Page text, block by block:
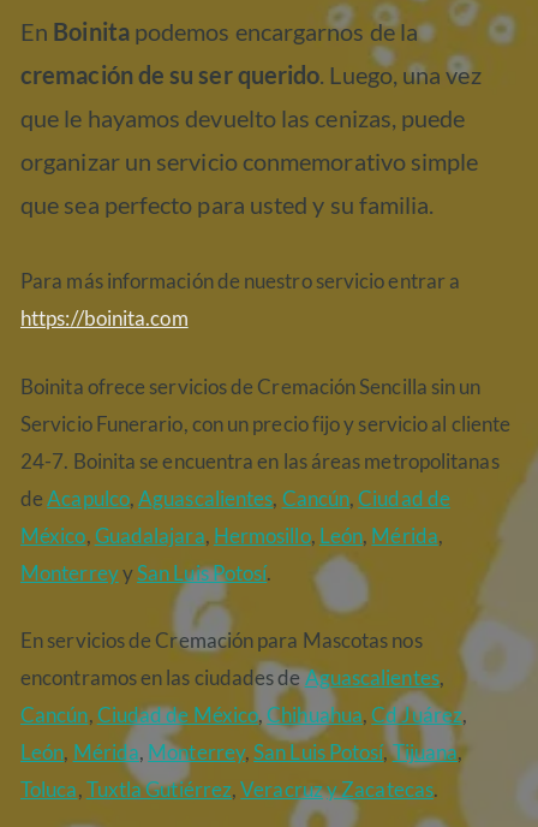
En Boinita podemos encargarnos de la
cremación de su ser querido. Luego, una vez
que le hayamos devuelto las cenizas, puede
organizar un servicio conmemorativo simple
que sea perfecto para usted y su familia.
Para más información de nuestro servicio entrar a
https://boinita.com
Boinita ofrece servicios de Cremación Sencilla sin un
Servicio Funerario, con un precio fijo y servicio al cliente
24-7. Boinita se encuentra en las áreas metropolitanas
deAcapulco,Aguascalientes, Cancún,Ciudad de
México,Guadalajara, Hermosillo, León, Mérida,
MonterreyySan Luis Potosí.
En servicios de Cremación para Mascotas nos
encontramos en las ciudades deAguascalientes,
Cancún,Ciudad de México,Chihuahua,Cd Juárez,
León, Mérida, Monterrey,San Luis Potosí,Tijuana,
Toluca,Tuxtla Gutiérrez,Veracruzy Zacatecas.